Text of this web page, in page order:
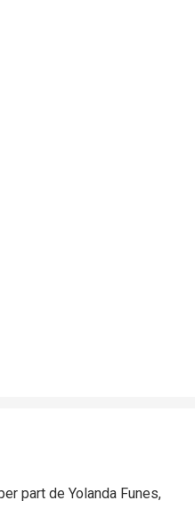
part de Yolanda Funes,